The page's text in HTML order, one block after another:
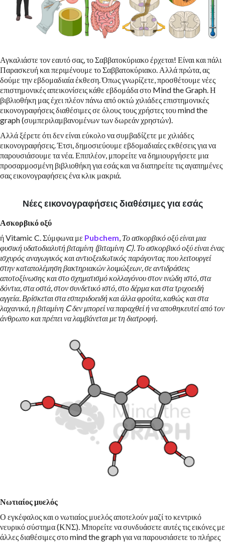
Αγκαλιάστε τον εαυτό σας, το Σαββατοκύριακο έρχεται! Είναι και πάλι
Παρασκευή και περιμένουμε το Σαββατοκύριακο. Αλλά πρώτα, ας
δούμε την εβδομαδιαία έκθεση. Όπως γνωρίζετε, προσθέτουμε νέες
επιστημονικές απεικονίσεις κάθε εβδομάδα στο Mind the Graph. Η
βιβλιοθήκη μας έχει πλέον πάνω από οκτώ χιλιάδες επιστημονικές
εικονογραφήσεις διαθέσιμες σε όλους τους χρήστες του mind the
graph (συμπεριλαμβανομένων των δωρεάν χρηστών).
Αλλά ξέρετε ότι δεν είναι εύκολο να συμβαδίζετε με χιλιάδες
εικονογραφήσεις. Έτσι, δημοσιεύουμε εβδομαδιαίες εκθέσεις για να
παρουσιάσουμε τα νέα. Επιπλέον, μπορείτε να δημιουργήσετε μια
προσαρμοσμένη βιβλιοθήκη για εσάς και να διατηρείτε τις αγαπημένες
σας εικονογραφήσεις ένα κλικ μακριά.
Νέες εικονογραφήσεις διαθέσιμες για εσάς
Ασκορβικό οξύ
ή Vitamic C. Σύμφωνα με Pubchem, Το ασκορβικό οξύ είναι μια
φυσική υδατοδιαλυτή βιταμίνη (βιταμίνη C). Το ασκορβικό οξύ είναι ένας
ισχυρός αναγωγικός και αντιοξειδωτικός παράγοντας που λειτουργεί
στην καταπολέμηση βακτηριακών λοιμώξεων, σε αντιδράσεις
αποτοξίνωσης και στο σχηματισμό κολλαγόνου στον ινώδη ιστό, στα
δόντια, στα οστά, στον συνδετικό ιστό, στο δέρμα και στα τριχοειδή
αγγεία. Βρίσκεται στα εσπεριδοειδή και άλλα φρούτα, καθώς και στα
λαχανικά, η βιταμίνη C δεν μπορεί να παραχθεί ή να αποθηκευτεί από τον
άνθρωπο και πρέπει να λαμβάνεται με τη διατροφή.
Νωτιαίος μυελός
Ο εγκέφαλος και ο νωτιαίος μυελός αποτελούν μαζί το κεντρικό
νευρικό σύστημα (ΚΝΣ). Μπορείτε να συνδυάσετε αυτές τις εικόνες με
άλλες διαθέσιμες στο mind the graph για να παρουσιάσετε το πλήρες